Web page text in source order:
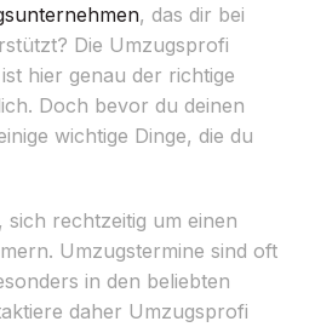
, das dir bei
Die Umzugsprofi
hier genau der richtige
Doch bevor du deinen
wichtige Dinge, die du
sich rechtzeitig um einen
Umzugstermine sind oft
in den beliebten
daher Umzugsprofi